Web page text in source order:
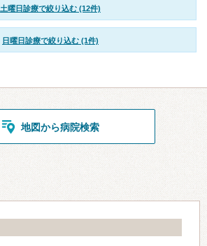
土曜日診療で絞り込む (12件)
日曜日診療で絞り込む (1件)
地図から病院検索